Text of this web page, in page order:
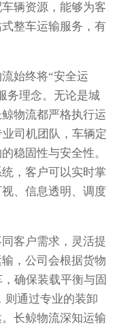
辆资源，能够为客
整车运输服务，有
始终将“安全运
务理念。无论是城
物流都严格执行运
司机团队，车辆定
稳固性与安全性。
，客户可以实时掌
、信息透明、调度
客户需求，灵活提
，公司会根据货物
确保装载平衡与固
则通过专业的装卸
长鲸物流深知运输